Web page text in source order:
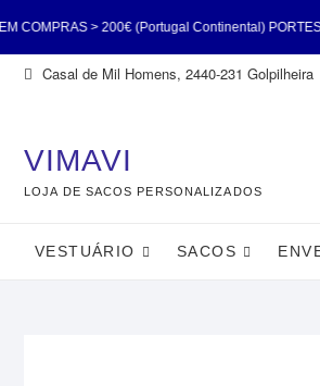
200€ (Portugal Continental) PORTES GRÁTIS
> 200€ (Portugal Continental) PORTES
Skip Casal de Mil Homens, 2440-231 Golpilheira
VIMAVI
LOJA DE SACOS PERSONALIZADOS
VESTUÁRIO SACOS